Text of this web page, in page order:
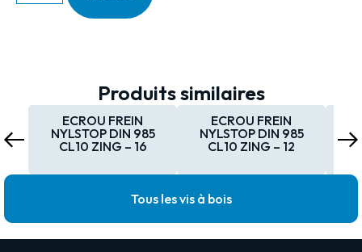
Produits similaires
ECROU FREIN
NYLSTOP DIN 985
CL10 ZING – 16
ECROU FREIN
NYLSTOP DIN 985
CL10 ZING – 12
Tous les vis à bois